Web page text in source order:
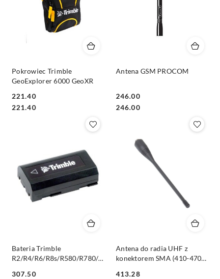
Pokrowiec Trimble
GeoExplorer 6000 GeoXR
Cena:
221.40
Cena:
221.40
Antena GSM PROCOM
Cena:
246.00
Cena:
246.00
Bateria Trimble
R2/R4/R6/R8s/R580/R780/DiNi
307.50
Antena do radia UHF z
konektorem SMA (410-470
413.28